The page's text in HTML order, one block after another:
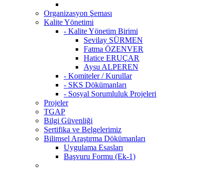
Organizasyon Şeması
Kalite Yönetimi
- Kalite Yönetim Birimi
Sevilay SÜRMEN
Fatma ÖZENVER
Hatice ERUÇAR
Aysu ALPEREN
- Komiteler / Kurullar
- SKS Dökümanları
- Sosyal Sorumluluk Projeleri
Projeler
TGAP
Bilgi Güvenliği
Sertifika ve Belgelerimiz
Bilimsel Araştırma Dökümanları
Uygulama Esasları
Başvuru Formu (Ek-1)